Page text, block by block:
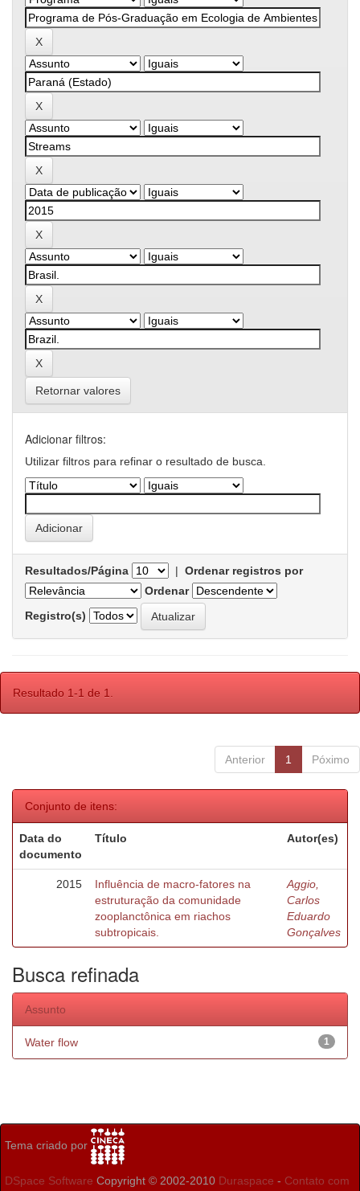
Retornar valores
Adicionar filtros:
Utilizar filtros para refinar o resultado de busca.
Resultados/Página | Ordenar registros por
Ordenar
Registro(s)
Resultado 1-1 de 1.
Anterior 1 Póximo
Conjunto de itens:
Data do
documento
Título Autor(es)
2015
Influência de macro-fatores na
estruturação da comunidade
zooplanctônica em riachos
subtropicais.
Aggio,
Carlos
Eduardo
Gonçalves
Busca refinada
Assunto
1
Water flow
Tema criado por
DSpace Software Copyright © 2002-2010 Duraspace - Contato com